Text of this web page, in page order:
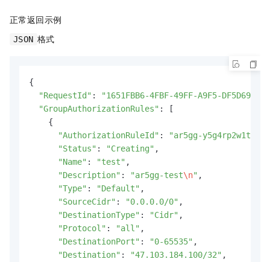
正常返回示例
JSON 格式
{
"RequestId" :
"1651FBB6-4FBF-49FF-A9F5-
"GroupAuthorizationRules" : [
    {
"AuthorizationRuleId" :
"ar5gg-
"Status" : "Creating" ,
"Name" : "test" ,
"Description" : "ar5gg-test\n" ,
"Type" : "Default" ,
"SourceCidr" : "0.0.0.0/0" ,
"DestinationType" : "Cidr" ,
"Protocol" : "all" ,
"DestinationPort" : "0-65535" ,
"Destination" : "47.103.184.100/32" ,